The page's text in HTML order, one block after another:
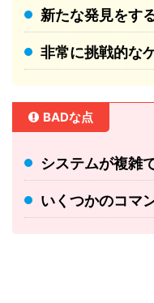
新たな発見をす
非常に挑戦的な
BADな点
システムが複雑
いくつかのコマ